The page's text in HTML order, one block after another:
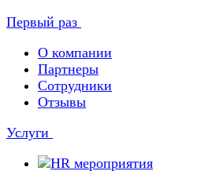
Первый раз
О компании
Партнеры
Сотрудники
Отзывы
Услуги